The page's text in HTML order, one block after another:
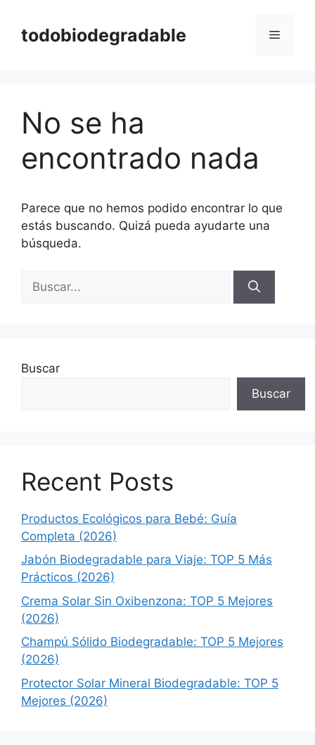
contenido
todobiodegradable Menú
No se ha
encontrado nada
Parece que no hemos podido encontrar lo que
estás buscando. Quizá pueda ayudarte una
búsqueda.
Buscar
Buscar
Recent Posts
Productos Ecológicos para Bebé: Guía
Completa (2026)
Jabón Biodegradable para Viaje: TOP 5 Más
Prácticos (2026)
Crema Solar Sin Oxibenzona: TOP 5 Mejores
(2026)
Champú Sólido Biodegradable: TOP 5 Mejores
(2026)
Protector Solar Mineral Biodegradable: TOP 5
Mejores (2026)